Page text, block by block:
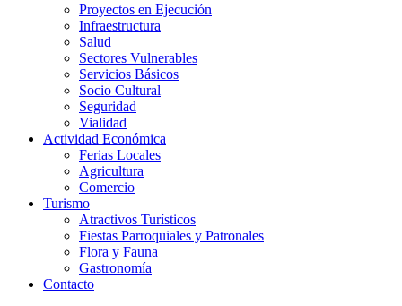
Proyectos en Ejecución
Infraestructura
Salud
Sectores Vulnerables
Servicios Básicos
Socio Cultural
Seguridad
Vialidad
Actividad Económica
Ferias Locales
Agricultura
Comercio
Turismo
Atractivos Turísticos
Fiestas Parroquiales y Patronales
Flora y Fauna
Gastronomía
Contacto